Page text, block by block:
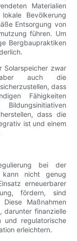
Materialien
Bevölkerung
Entsorgung von
führen. Um
Bergbaupraktiken
Solarspeicher zwar
aber auch die
dass
Fähigkeiten
dass die
ist und einem
bei der
kann nicht genug
erneuerbarer
fördern, sind
Maßnahmen
darunter finanzielle
und regulatorische
erleichtern.